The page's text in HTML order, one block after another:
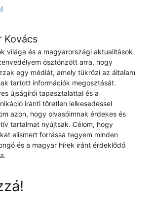
Kovács
világa és a magyarországi aktualitások
ösztönzött arra, hogy
egy médiát, amely tükrözi az általam
tartott információk megosztását.
újságírói tapasztalattal és a
iránti töretlen lelkesedéssel
azon, hogy olvasóimnak érdekes és
tartalmat nyújtsak. Célom, hogy
elismert forrássá tegyem minden
és a magyar hírek iránt érdeklődő